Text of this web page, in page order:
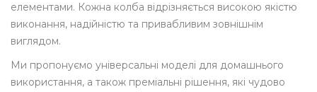
елементами. Кожна колба відрізняється високою якістю
виконання, надійністю та привабливим зовнішнім
виглядом.
Ми пропонуємо універсальні моделі для домашнього
використання, а також преміальні рішення, які чудово